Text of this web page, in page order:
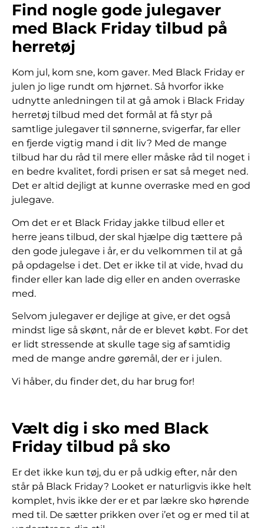
Find nogle gode julegaver
med Black Friday tilbud på
herretøj
Kom jul, kom sne, kom gaver. Med Black Friday er
julen jo lige rundt om hjørnet. Så hvorfor ikke
udnytte anledningen til at gå amok i Black Friday
herretøj tilbud med det formål at få styr på
samtlige julegaver til sønnerne, svigerfar, far eller
en fjerde vigtig mand i dit liv? Med de mange
tilbud har du råd til mere eller måske råd til noget i
en bedre kvalitet, fordi prisen er sat så meget ned.
Det er altid dejligt at kunne overraske med en god
julegave.
Om det er et Black Friday jakke tilbud eller et
herre jeans tilbud, der skal hjælpe dig tættere på
den gode julegave i år, er du velkommen til at gå
på opdagelse i det. Det er ikke til at vide, hvad du
finder eller kan lade dig eller en anden overraske
med.
Selvom julegaver er dejlige at give, er det også
mindst lige så skønt, når de er blevet købt. For det
er lidt stressende at skulle tage sig af samtidig
med de mange andre gøremål, der er i julen.
Vi håber, du finder det, du har brug for!
Vælt dig i sko med Black
Friday tilbud på sko
Er det ikke kun tøj, du er på udkig efter, når den
står på Black Friday? Looket er naturligvis ikke helt
komplet, hvis ikke der er et par lækre sko hørende
med til. De sætter prikken over i’et og er med til at